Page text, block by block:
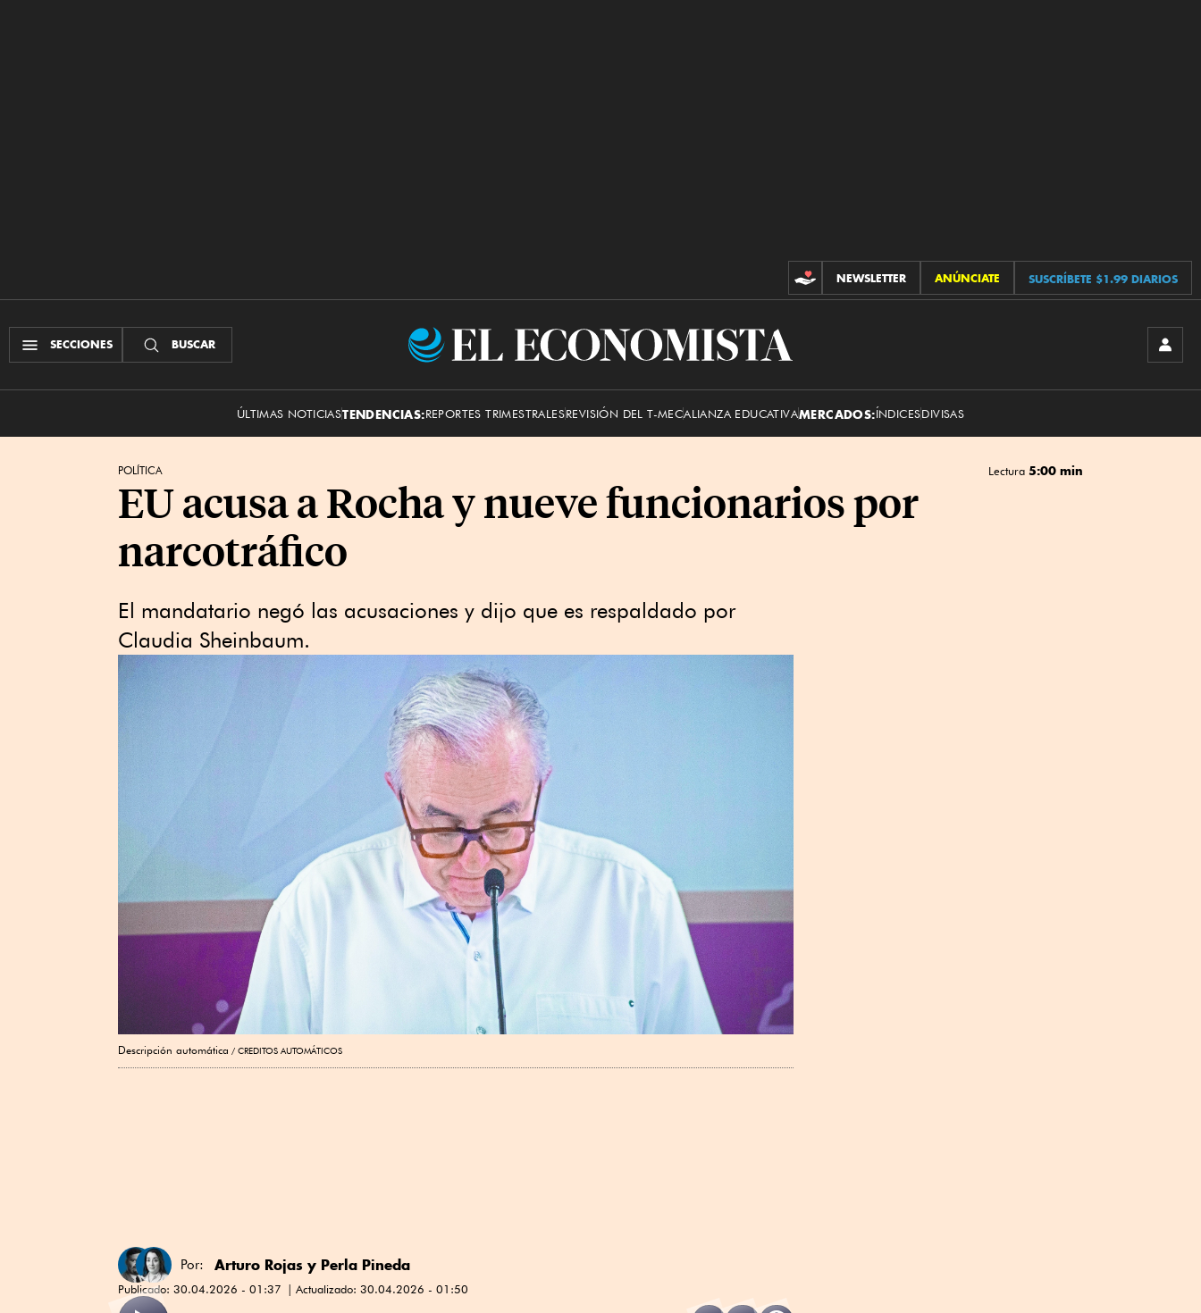
CONTRIBUCIONES
NEWSLETTER ANÚNCIATE SUSCRÍBETE $1.99 DIARIOS
SECCIONES BUSCAR
El
ÚLTIMAS NOTICIASTENDENCIAS:REPORTES TRIMESTRALESREVISIÓN DEL T-MECALIANZA EDUCATIVAMERCADOS:ÍNDICESDIVISAS
POLÍTICA Lectura 5:00 min
EU acusa a Rocha y nueve funcionarios por
narcotráfico
El mandatario negó las acusaciones y dijo que es respaldado por
Claudia Sheinbaum.
Descripción automática CREDITOS AUTOMÁTICOS
Por: Arturo Rojas y Perla Pineda
Publicado: 30.04.2026 - 01:37 Actualizado: 30.04.2026 - 01:50